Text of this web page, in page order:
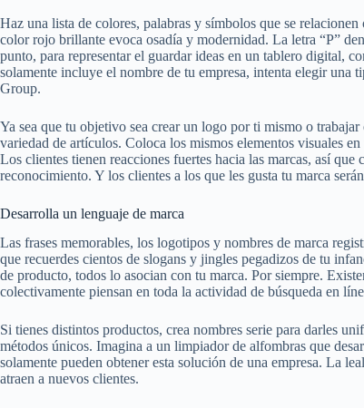
Haz una lista de colores, palabras y símbolos que se
color rojo brillante evoca osadía y modernidad. La letra “P”
punto, para representar el guardar ideas en un tablero digital,
solamente incluye el nombre de tu empresa, intenta elegir
Group.
Ya sea que tu objetivo sea crear un logo por ti mismo o
variedad de artículos. Coloca los mismos elementos visuales
Los clientes tienen reacciones fuertes hacia las marcas, así
reconocimiento. Y los clientes a los que les gusta tu marca
Desarrolla un lenguaje de marca
Las frases memorables, los logotipos y nombres de marca
que recuerdes cientos de slogans y jingles pegadizos de tu
de producto, todos lo asocian con tu marca. Por siempre.
colectivamente piensan en toda la actividad de búsqueda en
Si tienes distintos productos, crea nombres serie para darles
métodos únicos. Imagina a un limpiador de alfombras que
solamente pueden obtener esta solución de una empresa. La
atraen a nuevos clientes.